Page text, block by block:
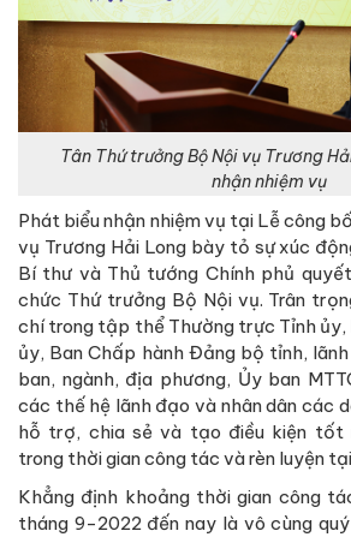
Tân Thứ trưởng Bộ Nội vụ Trương
nhận nhiệm vụ
Phát biểu nhận nhiệm vụ tại Lễ công
vụ Trương Hải Long bày tỏ sự xúc
Bí thư và Thủ tướng Chính phủ
chức Thứ trưởng Bộ Nội vụ. Trân
chí trong tập thể Thường trực Tỉnh ủy,
ủy, Ban Chấp hành Đảng bộ tỉnh,
ban, ngành, địa phương, Ủy ban
các thế hệ lãnh đạo và nhân dân các
hỗ trợ, chia sẻ và tạo điều kiện tốt
trong thời gian công tác và rèn luyện
Khẳng định khoảng thời gian công
tháng 9-2022 đến nay là vô cùng